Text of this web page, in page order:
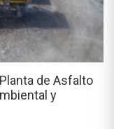
de Asfalto
y